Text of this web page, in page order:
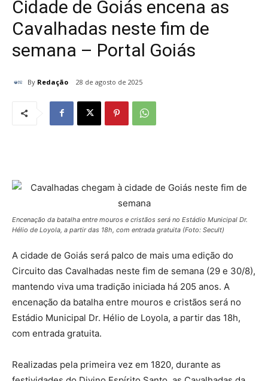
Cidade de Goiás encena as
Cavalhadas neste fim de
semana – Portal Goiás
By Redação 28 de agosto de 2025
Encenação da batalha entre mouros e cristãos será no Estádio Municipal Dr.
Hélio de Loyola, a partir das 18h, com entrada gratuita (Foto: Secult)
A cidade de Goiás será palco de mais uma edição do
Circuito das Cavalhadas neste fim de semana (29 e 30/8),
mantendo viva uma tradição iniciada há 205 anos. A
encenação da batalha entre mouros e cristãos será no
Estádio Municipal Dr. Hélio de Loyola, a partir das 18h,
com entrada gratuita.
Realizadas pela primeira vez em 1820, durante as